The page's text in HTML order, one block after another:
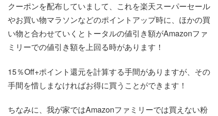
クーポンを配布していまして、これを楽天スーパーセール
やお買い物マラソンなどのポイントアップ時に、ほかの買
い物と合わせていくとトータルの値引き額がAmazonファ
ミリーでの値引き額を上回る時があります！
15％Off+ポイント還元を計算する手間がありますが、その
手間を惜しまなければお得に買うことができます！
ちなみに、我が家ではAmazonファミリーでは買えない粉